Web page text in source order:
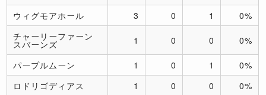
ウィグモアホール
3 0 1
0%
チャーリーファーン
スバーンズ 1 0 0 0%
パープルムーン 1 0 1
0%
ロドリゴディアス
1 0 0
0%